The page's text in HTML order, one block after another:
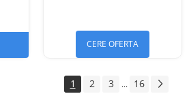
CERE OFERTA
1 2 3 ... 16